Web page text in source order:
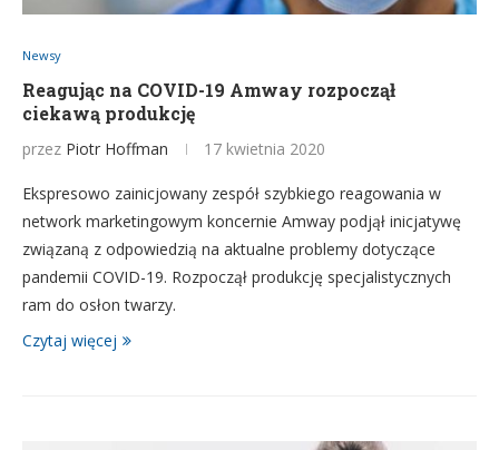
Newsy
Reagując na COVID-19 Amway rozpoczął
ciekawą produkcję
przez Piotr Hoffman 17 kwietnia 2020
Ekspresowo zainicjowany zespół szybkiego reagowania w
network marketingowym koncernie Amway podjął inicjatywę
związaną z odpowiedzią na aktualne problemy dotyczące
pandemii COVID-19. Rozpoczął produkcję specjalistycznych
ram do osłon twarzy.
Czytaj więcej